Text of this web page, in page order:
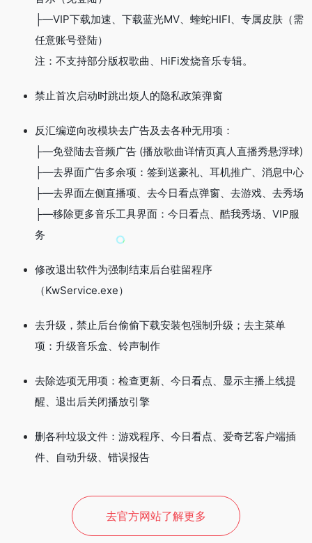
├—VIP下载加速、下载蓝光MV、蝰蛇HIFI、专属皮肤（需
任意账号登陆）
注：不支持部分版权歌曲、HiFi发烧音乐专辑。
禁止首次启动时跳出烦人的隐私政策弹窗
反汇编逆向改模块去广告及去各种无用项：
├—免登陆去音频广告 (播放歌曲详情页真人直播秀悬浮球)
├—去界面广告多余项：签到送豪礼、耳机推广、消息中心
├—去界面左侧直播项、去今日看点弹窗、去游戏、去秀场
├—移除更多音乐工具界面：今日看点、酷我秀场、VIP服
务
修改退出软件为强制结束后台驻留程序
（KwService.exe）
去升级，禁止后台偷偷下载安装包强制升级；去主菜单
项：升级音乐盒、铃声制作
去除选项无用项：检查更新、今日看点、显示主播上线提
醒、退出后关闭播放引擎
删各种垃圾文件：游戏程序、今日看点、爱奇艺客户端插
件、自动升级、错误报告
去官方网站了解更多